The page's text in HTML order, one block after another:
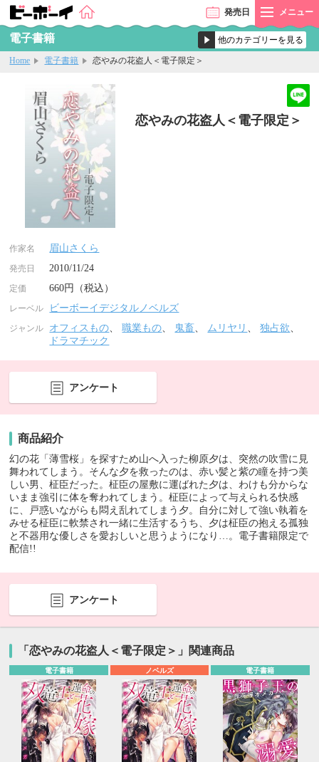
発売日 メニュー
電子書籍
Home 電子書籍 恋やみの花盗人＜電子限定＞
恋やみの花盗人＜電子限定＞
作家名 眉山さくら
発売日 2010/11/24
定価 660円（税込）
レーベル ビーボーイデジタルノベルズ
ジャンル オフィスもの、職業もの、 鬼畜、 ムリヤリ 、独占欲、
ドラマチック
アンケート
商品紹介
幻の花「薄雪桜」を探すため山へ入った柳原夕は、突然の吹雪に見
舞われてしまう。そんな夕を救ったのは、赤い髪と紫の瞳を持つ美
しい男、柾臣だった。柾臣の屋敷に運ばれた夕は、わけも分からな
いまま強引に体を奪われてしまう。柾臣によって与えられる快感
に、戸惑いながらも悶え乱れてしまう夕。自分に対して強い執着を
みせる柾臣に軟禁され一緒に生活するうち、夕は柾臣の抱える孤独
と不器用な優しさを愛おしいと思うようになり…。電子書籍限定で
配信!!
アンケート
「恋やみの花盗人＜電子限定＞」関連商品
電子書籍 ノベルズ 電子書籍